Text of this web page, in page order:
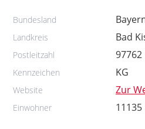
Bundesland
Landkreis Bad
Postleitzahl 97762
Kennzeichen KG
Website Zur
Einwohner 11135